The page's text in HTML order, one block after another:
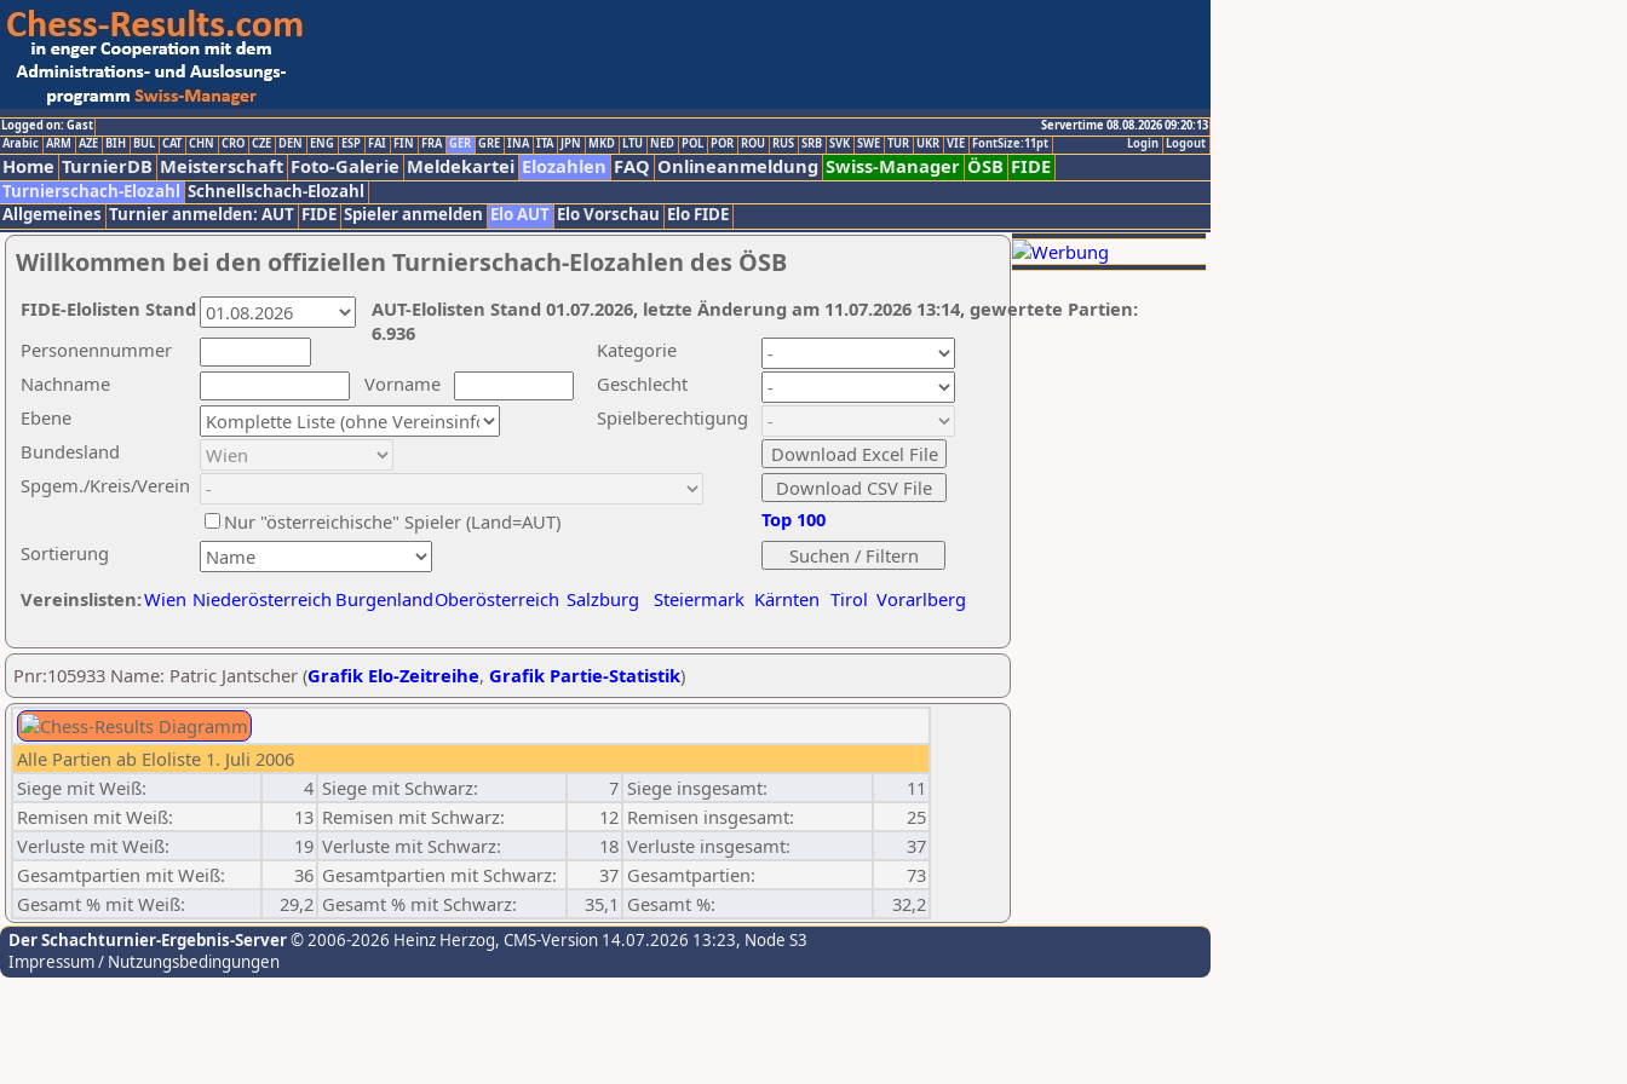
Logged on: Gast
Servertime 08.08.2026 09:20:13
Logout
Login
Arabic ARM AZE BIH BUL CAT CHN CRO CZE DEN ENG ESP FAI FIN FRA GER GRE INA ITA JPN MKD LTU NED POL POR ROU RUS SRB SVK SWE TUR UKR VIE FontSize:11pt
Home TurnierDB Meisterschaft Foto-Galerie Meldekartei Elozahlen FAQ Onlineanmeldung Swiss-Manager ÖSB FIDE
Turnierschach-Elozahl Schnellschach-Elozahl
Allgemeines Turnier anmelden: AUT FIDE Spieler anmelden Elo AUT Elo Vorschau Elo FIDE
Willkommen bei den offiziellen Turnierschach-Elozahlen des ÖSB
Nachname
Vorname
Ebene
Kategorie
Sortierung
Personennummer
Bundesland
Spgem./Kreis/Verein
Geschlecht
Nur "österreichische" Spieler (Land=AUT)
Spielberechtigung
Vereinslisten:Wien Niederösterreich BurgenlandOberösterreich Salzburg Steiermark Kärnten Tirol Vorarlberg
Top 100
AUT-Elolisten Stand 01.07.2026, letzte Änderung am 11.07.2026 13:14, gewertete Partien:
6.936
FIDE-Elolisten Stand
Pnr:105933 Name: Patric Jantscher (Grafik Elo-Zeitreihe, Grafik Partie-Statistik)
Alle Partien ab Eloliste 1. Juli 2006
Siege mit Weiß:
4 Siege mit Schwarz: 7 Siege insgesamt:
11
Remisen mit Weiß:
13 Remisen mit Schwarz: 12 Remisen insgesamt:
25
Verluste mit Weiß:
19 Verluste mit Schwarz: 18 Verluste insgesamt:
37
Gesamtpartien mit Weiß:
36 Gesamtpartien mit Schwarz: 37 Gesamtpartien:
73
Gesamt % mit Weiß:
29,2 Gesamt % mit Schwarz: 35,1 Gesamt %: 32,2
Der Schachturnier-Ergebnis-Server© 2006-2026 Heinz Herzog, CMS-Version 14.07.2026 13:23, Node S3
Impressum / Nutzungsbedingungen